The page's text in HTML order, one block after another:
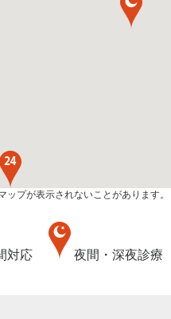
プが表示されないことがあります。
対応 夜間・深夜診療